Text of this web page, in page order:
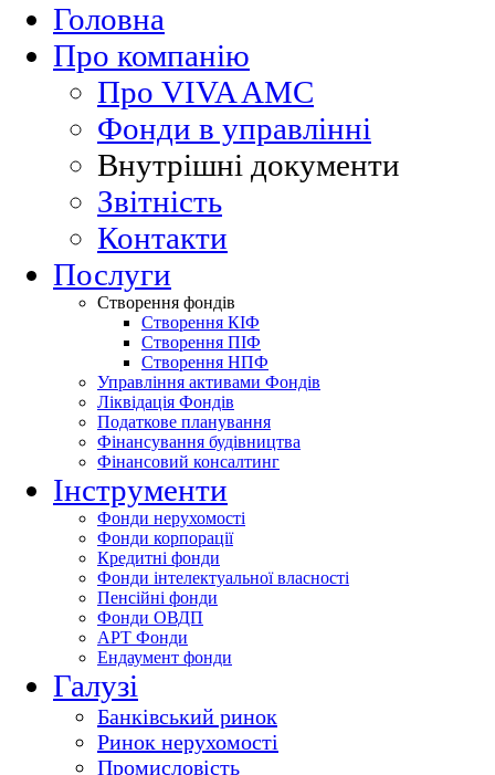
Головна
Про компанію
Про VIVA AMC
Фонди в управлінні
Внутрішні документи
Звітність
Контакти
Послуги
Створення фондів
Створення КІФ
Cтворення ПІФ
Cтворення НПФ
Управління активами Фондів
Ліквідація Фондів
Податкове планування
Фінансування будівництва
Фінансовий консалтинг
Інструменти
Фонди нерухомості
Фонди корпорації
Кредитні фонди
Фонди інтелектуальної власності
Пенсійні фонди
Фонди ОВДП
АРТ Фонди
Ендаумент фонди
Галузі
Банківський ринок
Ринок нерухомості
Промисловість